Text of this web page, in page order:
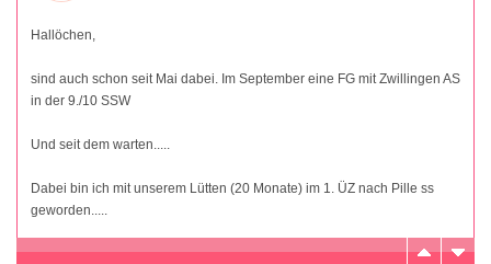
Hallöchen,
sind auch schon seit Mai dabei. Im September eine FG mit Zwillingen AS
in der 9./10 SSW
Und seit dem warten.....
Dabei bin ich mit unserem Lütten (20 Monate) im 1. ÜZ nach Pille ss
geworden.....